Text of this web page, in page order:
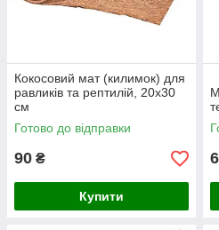
Кокосовий мат (килимок) для
равликів та рептилій, 20х30
см
Готово до відправки
90 ₴
Купити